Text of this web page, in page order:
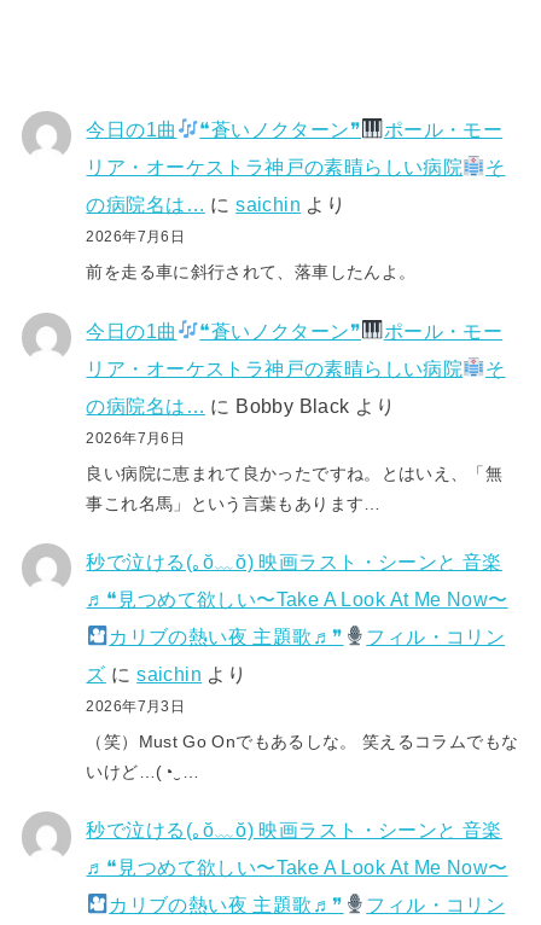
今日の1曲 ❝蒼いノクターン❞
ポール・モー
リア・オーケストラ神戸の素晴らしい病院
そ
の病院名は… にsaichin より
2026年7月6日
前を走る車に斜行されて、落車したんよ。
今日の1曲 ❝蒼いノクターン❞
ポール・モー
リア・オーケストラ神戸の素晴らしい病院
そ
の病院名は…
に Bobby Black より
2026年7月6日
良い病院に恵まれて良かったですね。とはいえ、「無
事これ名馬」という言葉もあります…
秒で泣ける(⁠｡⁠ŏ⁠﹏⁠ŏ⁠) 映画ラスト・シーンと 音楽
♬❝見つめて欲しい〜Take A Look At Me Now〜
カリブの熱い夜 主題歌♬❞
フィル・コリン
ズ にsaichin より
2026年7月3日
（笑）Must Go Onでもあるしな。 笑えるコラムでもな
いけど…(⁠◔⁠‿⁠…
秒で泣ける(⁠｡⁠ŏ⁠﹏⁠ŏ⁠) 映画ラスト・シーンと 音楽
♬❝見つめて欲しい〜Take A Look At Me Now〜
カリブの熱い夜 主題歌♬❞
フィル・コリン